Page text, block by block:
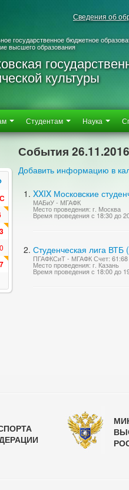
Сведения об
государственное бюджетное
высшего образования
культуры
Студентам Наука
События 26.11.2016
Добавить информацию в
XXIX Московские
МАБиУ - МГАФК
Место проведения: г. Москва
Время проведения с 18:30 до
Студенческая лига ВТБ
ПГАФКСиТ - МГАФК Счет: 61:68
Место проведения: г. Казань
Время проведения с 18:00 до